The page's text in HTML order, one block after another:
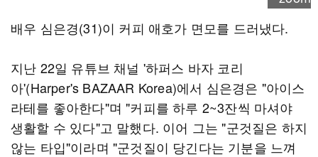
배우 심은경(31)이 커피 애호가 면모를 드러냈다.
지난 22일 유튜브 채널 '하퍼스 바자 코리
아'(Harper's BAZAAR Korea)에서 심은경은 "아이스
라테를 좋아한다"며 "커피를 하루 2~3잔씩 마셔야
생활할 수 있다"고 말했다. 이어 그는 "군것질은 하지
않는 타입"이라며 "군것질이 당긴다는 기분을 느껴